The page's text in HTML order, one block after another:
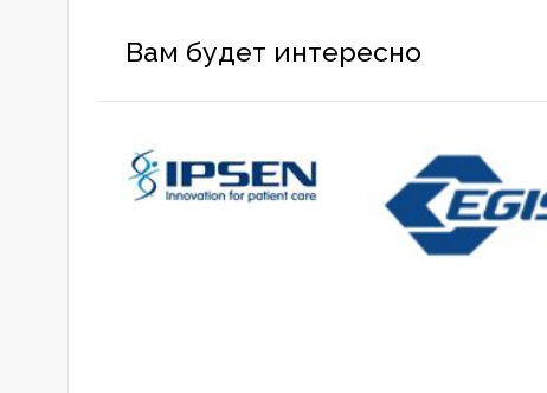
Вам будет интересно